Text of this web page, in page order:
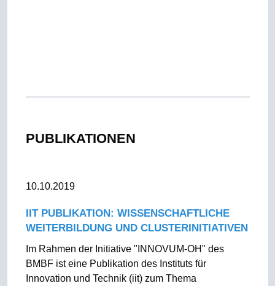
PUBLIKATIONEN
10.10.2019
IIT PUBLIKATION: WISSENSCHAFTLICHE
WEITERBILDUNG UND CLUSTERINITIATIVEN
Im Rahmen der Initiative "INNOVUM-OH" des
BMBF ist eine Publikation des Instituts für
Innovation und Technik (iit) zum Thema